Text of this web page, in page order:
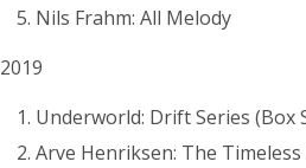
Nils Frahm: All Melody
2019
Underworld: Drift Series (Box
Arve Henriksen: The